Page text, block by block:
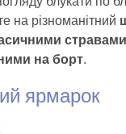
на різноманітний
стравами
на борт.
ярмарок